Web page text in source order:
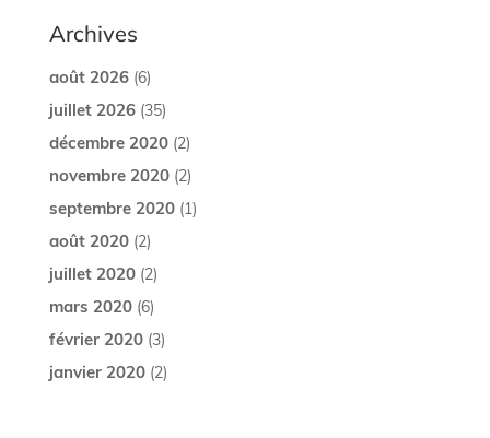
Archives
août 2026(6)
juillet 2026(35)
décembre 2020(2)
novembre 2020(2)
septembre 2020(1)
août 2020(2)
juillet 2020(2)
mars 2020(6)
février 2020(3)
janvier 2020(2)